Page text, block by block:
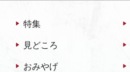
特集
見どころ
おみやげ